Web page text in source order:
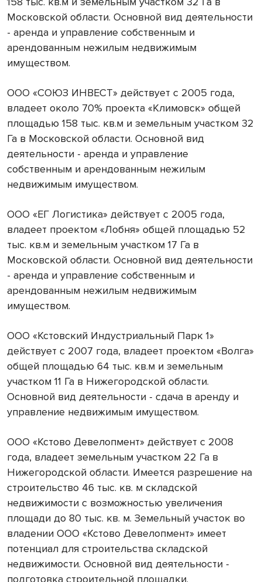
Московской области. Основной вид деятельности
- аренда и управление собственным и
арендованным нежилым недвижимым
имуществом.
ООО «СОЮЗ ИНВЕСТ» действует с 2005 года,
владеет около 70% проекта «Климовск» общей
площадью 158 тыс. кв.м и земельным участком 32
Га в Московской области. Основной вид
деятельности - аренда и управление
собственным и арендованным нежилым
недвижимым имуществом.
ООО «ЕГ Логистика» действует с 2005 года,
владеет проектом «Лобня» общей площадью 52
тыс. кв.м и земельным участком 17 Га в
Московской области. Основной вид деятельности
- аренда и управление собственным и
арендованным нежилым недвижимым
имуществом.
ООО «Кстовский Индустриальный Парк 1»
действует с 2007 года, владеет проектом «Волга»
общей площадью 64 тыс. кв.м и земельным
участком 11 Га в Нижегородской области.
Основной вид деятельности - сдача в аренду и
управление недвижимым имуществом.
ООО «Кстово Девелопмент» действует с 2008
года, владеет земельным участком 22 Га в
Нижегородской области. Имеется разрешение на
строительство 46 тыс. кв. м складской
недвижимости с возможностью увеличения
площади до 80 тыс. кв. м. Земельный участок во
владении ООО «Кстово Девелопмент» имеет
потенциал для строительства складской
недвижимости. Основной вид деятельности -
подготовка строительной площадки.